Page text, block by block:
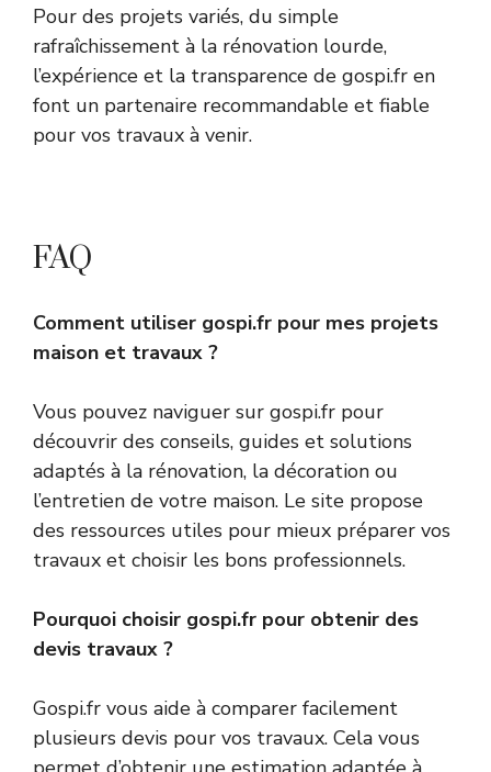
Pour des projets variés, du simple
rafraîchissement à la rénovation lourde,
l’expérience et la transparence de gospi.fr en
font un partenaire recommandable et fiable
pour vos travaux à venir.
FAQ
Comment utiliser gospi.fr pour mes projets
maison et travaux ?
Vous pouvez naviguer sur gospi.fr pour
découvrir des conseils, guides et solutions
adaptés à la rénovation, la décoration ou
l’entretien de votre maison. Le site propose
des ressources utiles pour mieux préparer vos
travaux et choisir les bons professionnels.
Pourquoi choisir gospi.fr pour obtenir des
devis travaux ?
Gospi.fr vous aide à comparer facilement
plusieurs devis pour vos travaux. Cela vous